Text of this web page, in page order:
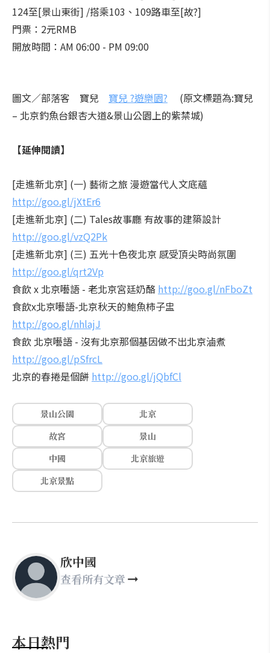
124至[景山東街] /搭乘103、109路車至[故?]
門票：2元RMB
開放時間：AM 06:00 - PM 09:00
圖文／部落客 寶兒 寶兒 ?遊樂園? (原文標題為:寶兒
– 北京釣魚台銀杏大道&景山公園上的紫禁城)
【延伸閱讀】
[走進新北京] (一) 藝術之旅 漫遊當代人文底蘊
http://goo.gl/jXtEr6
[走進新北京] (二) Tales故事廳 有故事的建築設計
http://goo.gl/vzQ2Pk
[走進新北京] (三) 五光十色夜北京 感受頂尖時尚氛圍
http://goo.gl/qrt2Vp
食飲 x 北京囈語 - 老北京宮廷奶酪 http://goo.gl/nFboZt
食飲x北京囈語-北京秋天的鮑魚柿子盅
http://goo.gl/nhlajJ
食飲 北京囈語 - 沒有北京那個基因做不出北京滷煮
http://goo.gl/pSfrcL
北京的春捲是個餅 http://goo.gl/jQbfCl
景山公園
北京
故宮
景山
中國
北京旅遊
北京景點
欣中國
查看所有文章
本日熱門